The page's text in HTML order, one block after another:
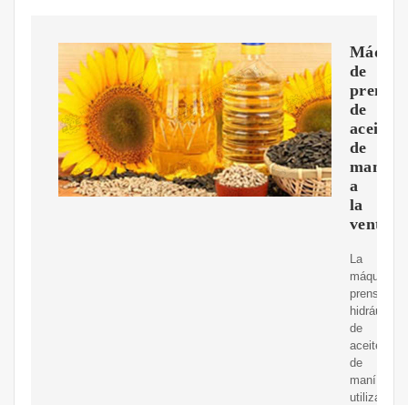
de
prensa
de
aceite
de
maní
a
la
venta/
La
máquina
prensadora
hidráulica
de
aceite
de
maní
utiliza